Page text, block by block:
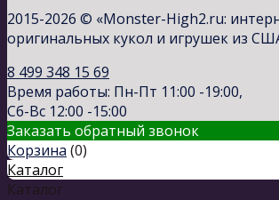
2015-2026 © «Monster-High2.ru:
оригинальных кукол и игрушек из
8 499 348 15 69
Время работы: Пн-Пт 11:00 -19:00,
Сб-Вс 12:00 -15:00
Заказать обратный звонок
Корзина (0)
Каталог
Каталог